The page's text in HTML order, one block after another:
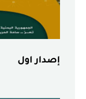
إصدار اول